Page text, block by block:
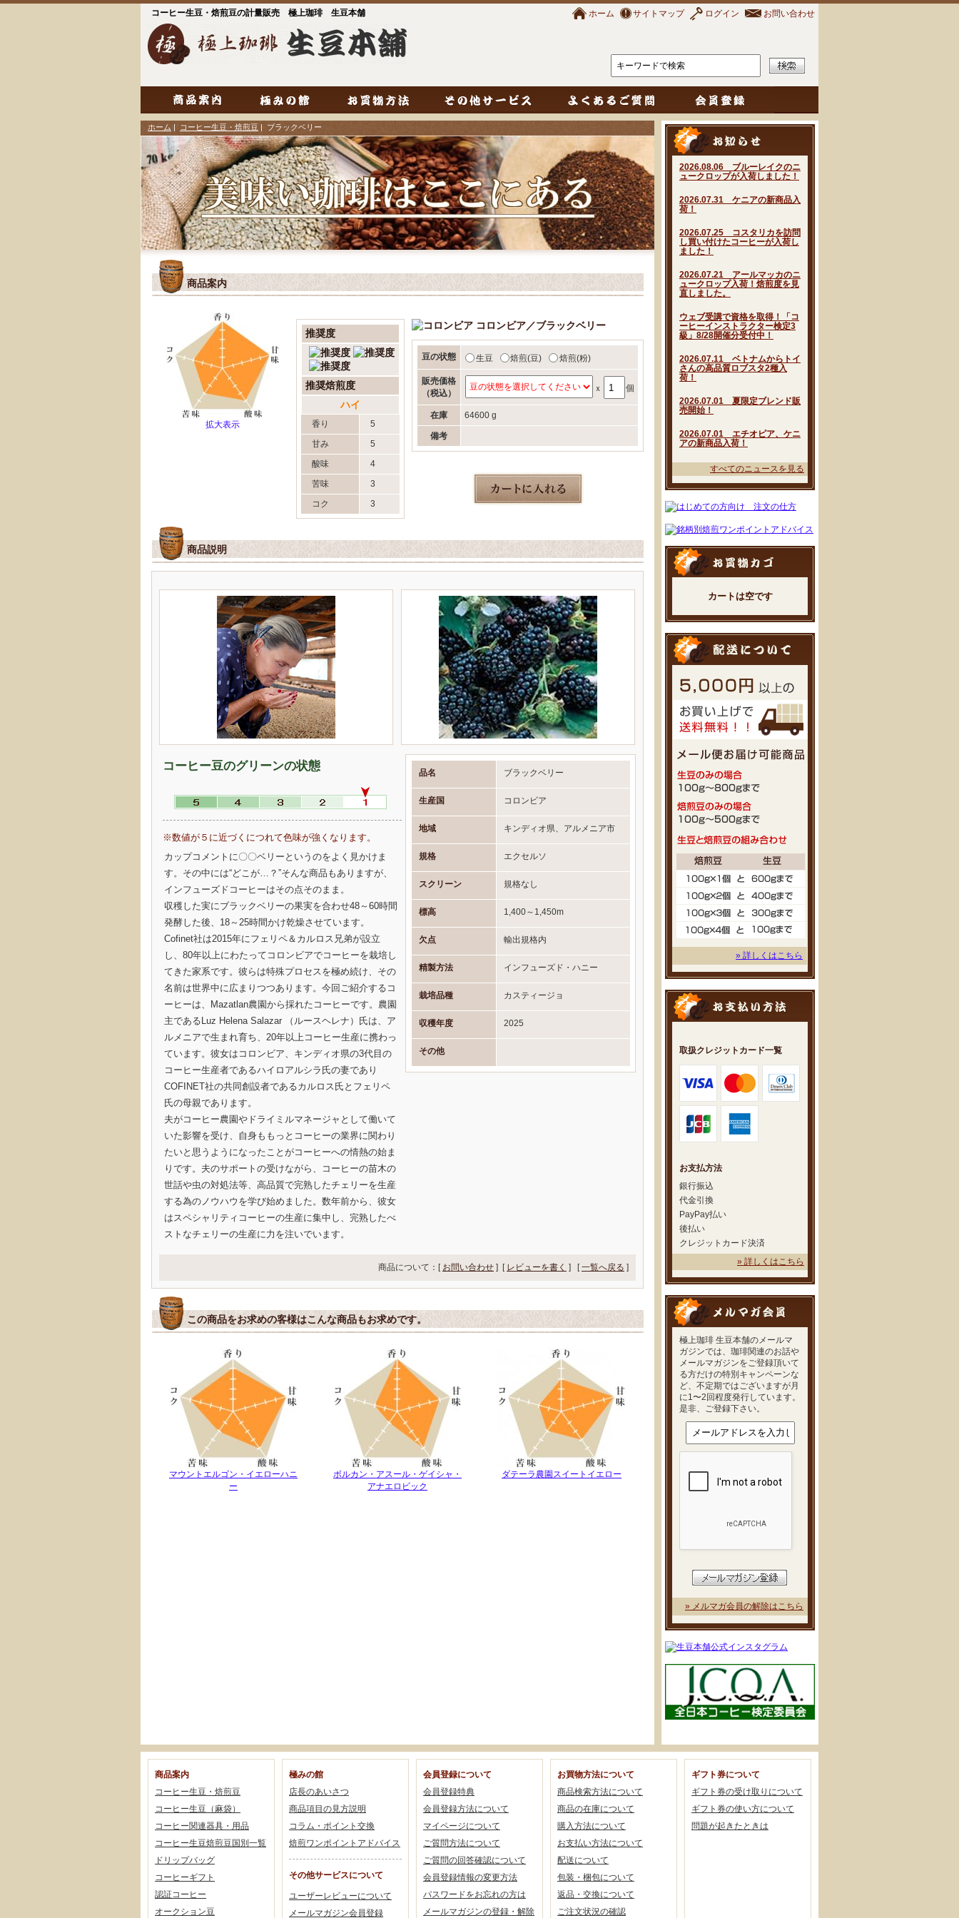
コーヒー生豆・焙煎豆の計量販売 極上珈琲 生豆本舗 ホーム サイトマップ ログイン お問い合わせ
2026.08.06 ブルーレイクのニ
ュークロップが入荷しました！
2026.07.31 ケニアの新商品入
荷！
2026.07.25 コスタリカを訪問
し買い付けたコーヒーが入荷し
ました！
2026.07.21 アールマッカのニ
ュークロップ入荷！焙煎度を見
直しました。
ウェブ受講で資格を取得！「コ
ーヒーインストラクター検定3
級」8/28開催分受付中！
2026.07.11 ベトナムからトイ
さんの高品質ロブスタ2種入
荷！
2026.07.01 夏限定ブレンド販
売開始！
2026.07.01 エチオピア、ケニ
アの新商品入荷！
すべてのニュースを見る
カートは空です
» 詳しくはこちら
取扱クレジットカード一覧
お支払方法
銀行振込
代金引換
PayPay払い
後払い
クレジットカード決済
» 詳しくはこちら
極上珈琲 生豆本舗のメールマ
ガジンでは、珈琲関連のお話や
メールマガジンをご登録頂いて
る方だけの特別キャンペーンな
ど、不定期ではございますが月
に1〜2回程度発行しています。
是非、ご登録下さい。
» メルマガ会員の解除はこちら
ホーム | コーヒー生豆・焙煎豆 | ブラックベリー
商品案内
拡大表示
コロンビア／ブラックベリー
豆の状態 生豆 焙煎(豆) 焙煎(粉)
販売価格
（税込）
ｘ 個
在庫 64600 g
備考
推奨度
推奨焙煎度
ハイ
香り
5
甘み
5
酸味
4
苦味
3
コク
3
商品説明
コーヒー豆のグリーンの状態
※数値が５に近づくにつれて色味が強くなります。
カップコメントに〇〇ベリーというのをよく見かけま
す。その中には“どこが…？”そんな商品もありますが、
インフューズドコーヒーはその点そのまま。
収穫した実にブラックベリーの果実を合わせ48～60時間
発酵した後、18～25時間かけ乾燥させています。
Cofinet社は2015年にフェリペ＆カルロス兄弟が設立
し、80年以上にわたってコロンビアでコーヒーを栽培し
てきた家系です。彼らは特殊プロセスを極め続け、その
名前は世界中に広まりつつあります。今回ご紹介するコ
ーヒーは、Mazatlan農園から採れたコーヒーです。農園
主であるLuz Helena Salazar （ルースヘレナ）氏は、ア
ルメニアで生まれ育ち、20年以上コーヒー生産に携わっ
ています。彼女はコロンビア、キンディオ県の3代目の
コーヒー生産者であるハイロアルシラ氏の妻であり
COFINET社の共同創設者であるカルロス氏とフェリペ
氏の母親であります。
夫がコーヒー農園やドライミルマネージャとして働いて
いた影響を受け、自身ももっとコーヒーの業界に関わり
たいと思うようになったことがコーヒーへの情熱の始ま
りです。夫のサポートの受けながら、コーヒーの苗木の
世話や虫の対処法等、高品質で完熟したチェリーを生産
する為のノウハウを学び始めました。数年前から、彼女
はスペシャリティコーヒーの生産に集中し、完熟したべ
ストなチェリーの生産に力を注いでいます。
品名 ブラックベリー
生産国 コロンビア
地域 キンディオ県、アルメニア市
規格 エクセルソ
スクリーン 規格なし
標高 1,400～1,450m
欠点 輸出規格内
精製方法 インフューズド・ハニー
栽培品種 カスティージョ
収穫年度 2025
その他
商品について：[ お問い合わせ ] [ レビューを書く ] [一覧へ戻る ]
この商品をお求めの客様はこんな商品もお求めです。
マウントエルゴン・イエローハニ
ー
ボルカン・アスール・ゲイシャ・
アナエロビック
ダテーラ農園スイートイエロー
商品案内
コーヒー生豆・焙煎豆
コーヒー生豆（麻袋）
コーヒー関連器具・用品
コーヒー生豆焙煎豆国別一覧
ドリップバッグ
コーヒーギフト
認証コーヒー
オークション豆
極みの館
店長のあいさつ
商品項目の見方説明
コラム・ポイント交換
焙煎ワンポイントアドバイス
その他サービスについて
ユーザーレビューについて
メールマガジン会員登録
会員登録について
会員登録特典
会員登録方法について
マイページについて
ご質問方法について
ご質問の回答確認について
会員登録情報の変更方法
パスワードをお忘れの方は
メールマガジンの登録・解除
お買物方法について
商品検索方法について
商品の在庫について
購入方法について
お支払い方法について
配送について
包装・梱包について
返品・交換について
ご注文状況の確認
ギフト券について
ギフト券の受け取りについて
ギフト券の使い方について
問題が起きたときは